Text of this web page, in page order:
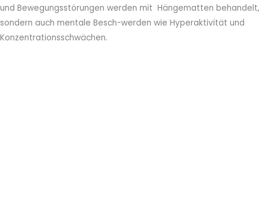
und Bewegungsstörungen werden mit Hängematten behandelt,
sondern auch mentale Besch-werden wie Hyperaktivität und
Konzentrationsschwächen.